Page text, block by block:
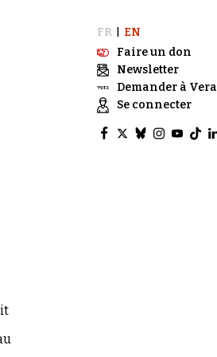
FR
EN
Faire un don
Newsletter
Demander à Vera
Se connecter